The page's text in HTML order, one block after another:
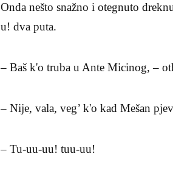
Onda nešto snažno i otegnuto
u! dva puta.
– Baš k'o truba u Ante Micinog, –
– Nije, vala, veg’ k'o kad Mešan
– Tu-uu-uu! tuu-uu!